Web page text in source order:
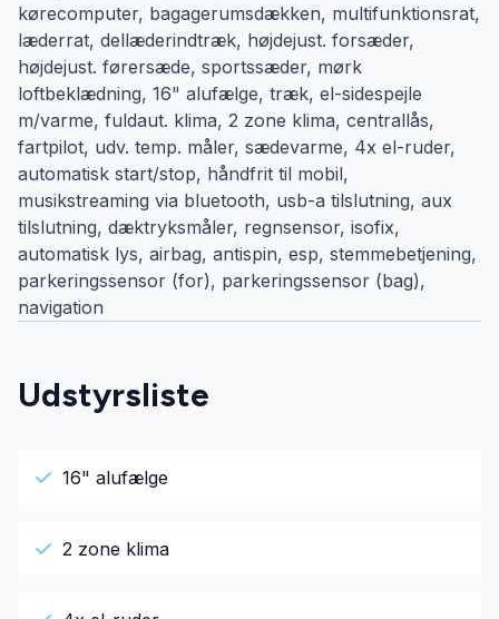
kørecomputer, bagagerumsdækken, multifunktionsrat,
læderrat, dellæderindtræk, højdejust. forsæder,
højdejust. førersæde, sportssæder, mørk
loftbeklædning, 16" alufælge, træk, el-sidespejle
m/varme, fuldaut. klima, 2 zone klima, centrallås,
fartpilot, udv. temp. måler, sædevarme, 4x el-ruder,
automatisk start/stop, håndfrit til mobil,
musikstreaming via bluetooth, usb-a tilslutning, aux
tilslutning, dæktryksmåler, regnsensor, isofix,
automatisk lys, airbag, antispin, esp, stemmebetjening,
parkeringssensor (for), parkeringssensor (bag),
navigation
Udstyrsliste
16" alufælge
2 zone klima